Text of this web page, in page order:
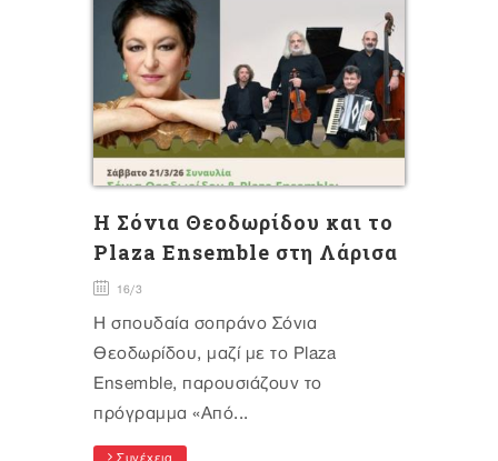
Η Σόνια Θεοδωρίδου και το
Plaza Ensemble στη Λάρισα
16/3
Η σπουδαία σοπράνο Σόνια
Θεοδωρίδου, μαζί με το Plaza
Ensemble, παρουσιάζουν το
πρόγραμμα «Από...